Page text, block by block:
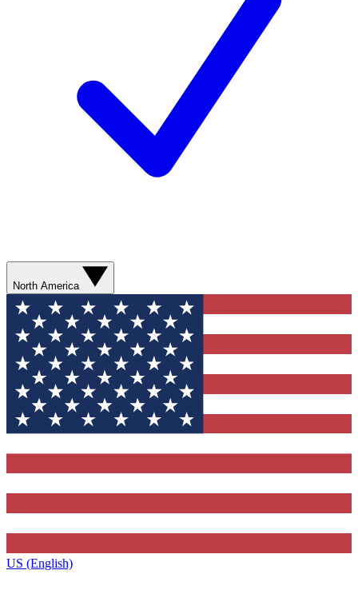
North America
US (English)